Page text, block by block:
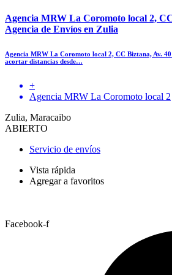
Agencia MRW La Coromoto local 2,
Agencia de Envíos en Zulia
Agencia MRW La Coromoto local 2, CC Biztana, Av.
acortar distancias desde…
+
Agencia MRW La Coromoto local 2
Zulia, Maracaibo
ABIERTO
Servicio de envíos
Vista rápida
Agregar a favoritos
Facebook-f